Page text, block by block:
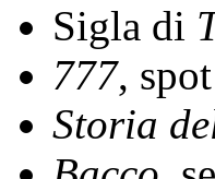
Sigla di
777,
Storia